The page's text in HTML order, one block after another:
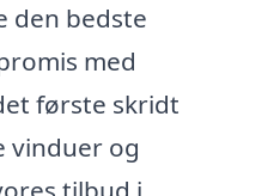
den bedste
med
første skridt
vinduer og